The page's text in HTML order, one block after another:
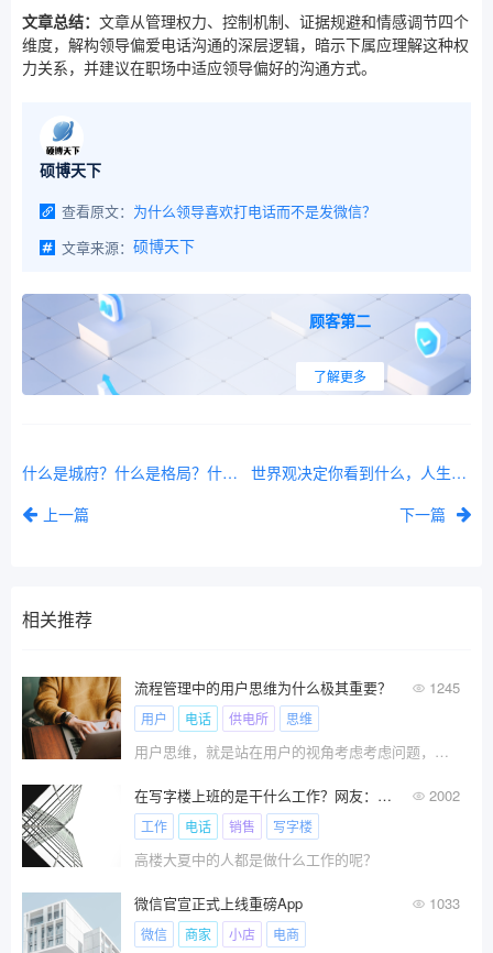
文章总结： 文章从管理权力、控制机制、证据规避和情感调节四个
维度，解构领导偏爱电话沟通的深层逻辑，暗示下属应理解这种权
力关系，并建议在职场中适应领导偏好的沟通方式。
硕博天下
查看原文： 为什么领导喜欢打电话而不是发微信？
文章来源： 硕博天下
顾客第二
了解更多
什么是城府？什么是格局？什么是自律？（推荐阅读）
上一篇
世界观决定你看到什么，人生观决定你在意什么，价值观决定你选择什么。三者必须逻辑自洽，才能形成真正的内在力量。
下一篇
相关推荐
流程管理中的用户思维为什么极其重要？ 1245
用户 电话 供电所 思维
用户思维，就是站在用户的视角考虑考虑问题，而不是仅仅站在组织的角度，站在用户视角，我们更能精准把握用户的需求，也就不仅仅能更好的把用户的问题解决掉，也能让用户在解决问题的过程中，体验更好。
在写字楼上班的是干什么工作？网友：看起来人模狗样，还不如进厂！ 2002
工作 电话 销售 写字楼
高楼大夏中的人都是做什么工作的呢？
微信官宣正式上线重磅App 1033
微信 商家 小店 电商